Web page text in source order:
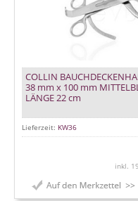
COLLIN
38 mm x 100 mm
LÄNGE 22 cm
Lieferzeit: KW36
inkl.